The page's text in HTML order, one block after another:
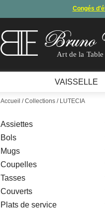
Congés
En raison d'un souci technique, le
Art de la
VAISSELLE
Accueil / Collections / LUTECIA
Assiettes
Bols
Mugs
Coupelles
Tasses
Couverts
Plats de service